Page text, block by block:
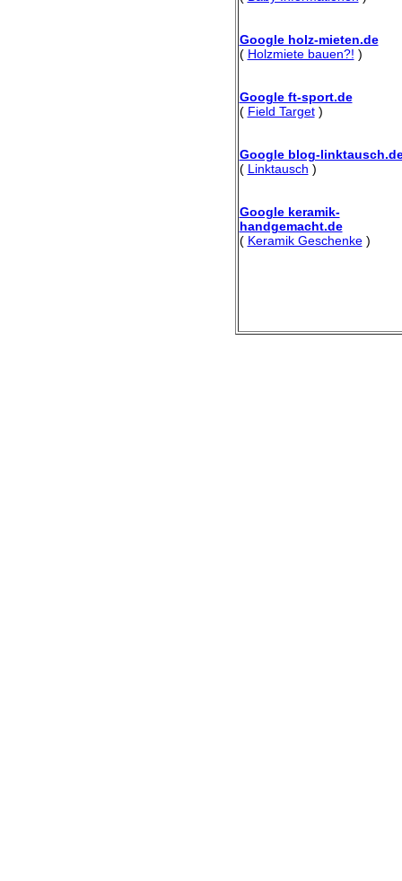
Google holz-mieten.de
( Holzmiete bauen?! )
Google ft-sport.de
( Field Target)
Google blog-
( Linktausch )
Google keramik-
handgemacht.de
( Keramik Geschenke)